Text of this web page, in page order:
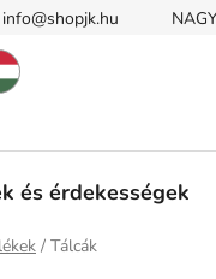
info@shopjk.hu
és érdekességek
/ Tálcák